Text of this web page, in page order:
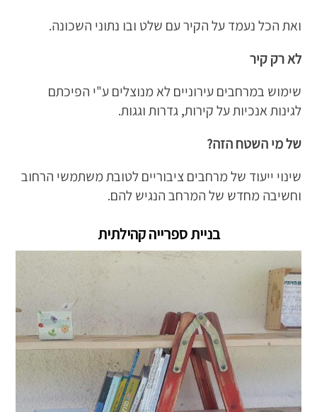
ואת הכל נעמד על הקיר עם שלט ובו נתוני השכונה.
לא רק קיר
שימוש במרחבים עירוניים לא מנוצלים ע"י הפיכתם
לגינות אנכיות על קירות, גדרות וגגות.
של מי השטח הזה?
שינוי ייעוד של מרחבים ציבוריים לטובת משתמשי הרחוב
וחשיבה מחדש של המרחב הנגיש להם.
בניית ספרייה קהילתית